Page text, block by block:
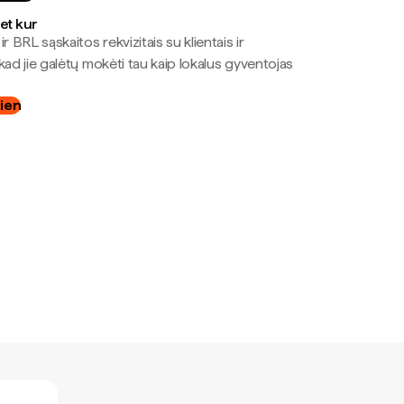
kur
ir BRL sąskaitos rekvizitais su klientais ir
jie galėtų mokėti tau kaip lokalus gyventojas